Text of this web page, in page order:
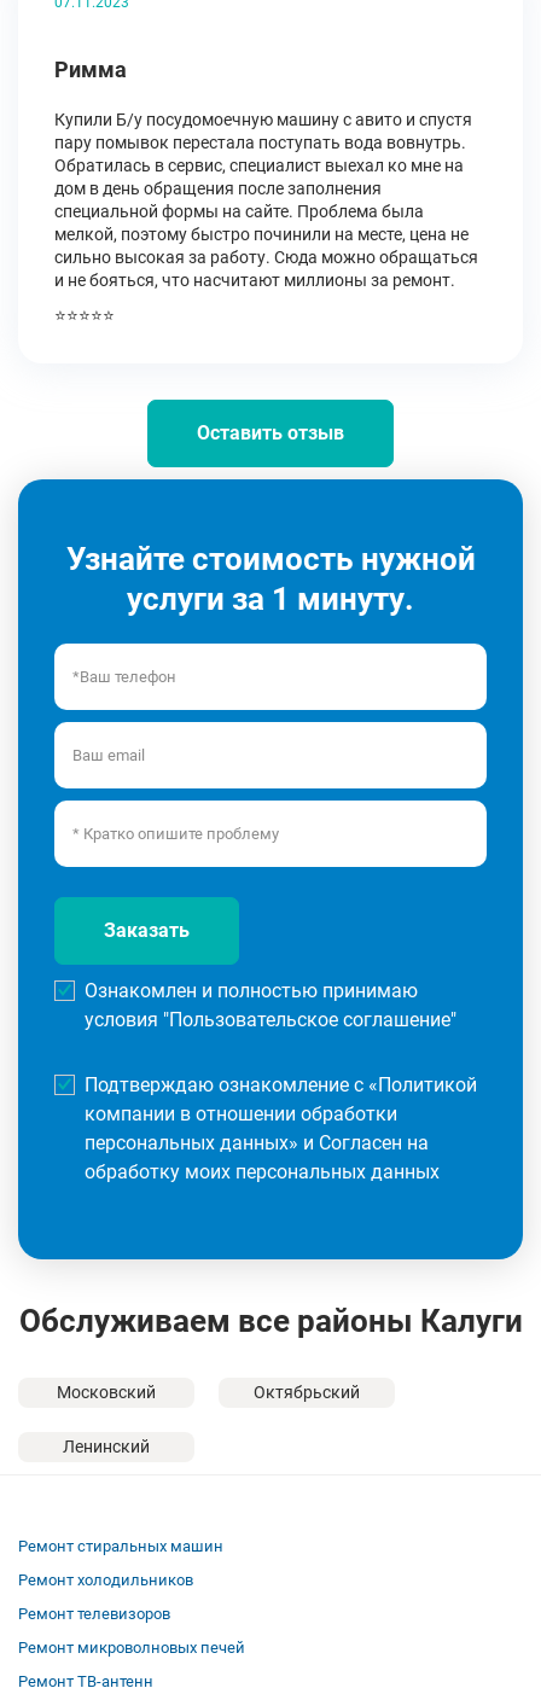
Римма
Купили Б/у посудомоечную машину с авито и спустя
пару помывок перестала поступать вода вовнутрь.
Обратилась в сервис, специалист выехал ко мне на
дом в день обращения после заполнения
специальной формы на сайте. Проблема была
мелкой, поэтому быстро починили на месте, цена не
сильно высокая за работу. Сюда можно обращаться
и не бояться, что насчитают миллионы за ремонт.
⭐⭐⭐⭐⭐
Оставить отзыв
Узнайте стоимость нужной
услуги за 1 минуту.
Заказать
Ознакомлен и полностью принимаю
условия "Пользовательское соглашение"
Подтверждаю ознакомление с «Политикой
компании в отношении обработки
персональных данных» и Согласен на
обработку моих персональных данных
Обслуживаем все районы Калуги
Московский Октябрьский
Ленинский
Ремонт стиральных машин
Ремонт холодильников
Ремонт телевизоров
Ремонт микроволновых печей
Ремонт ТВ-антенн